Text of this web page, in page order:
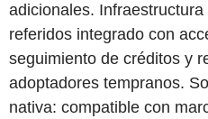
adicionales.
referidos integrado con
seguimiento de créditos y
adoptadores tempranos.
nativa: compatible con